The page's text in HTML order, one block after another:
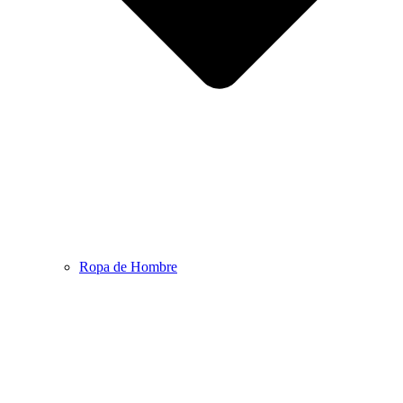
Ropa de Hombre